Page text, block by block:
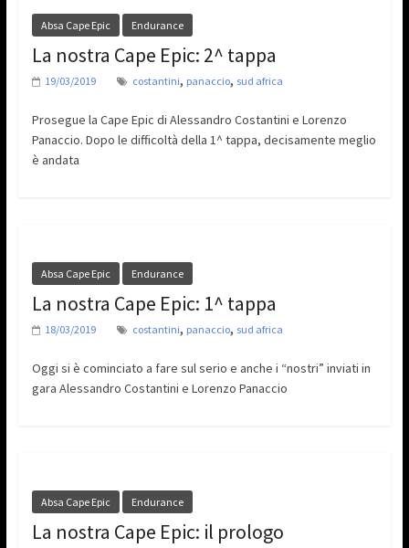
Absa Cape Epic Endurance
La nostra Cape Epic: 2^ tappa
19/03/2019 costantini, panaccio, sud africa
Prosegue la Cape Epic di Alessandro Costantini e Lorenzo
Panaccio. Dopo le difficoltà della 1^ tappa, decisamente meglio
è andata
Absa Cape Epic Endurance
La nostra Cape Epic: 1^ tappa
18/03/2019 costantini, panaccio, sud africa
Oggi si è cominciato a fare sul serio e anche i “nostri” inviati in
gara Alessandro Costantini e Lorenzo Panaccio
Absa Cape Epic Endurance
La nostra Cape Epic: il prologo